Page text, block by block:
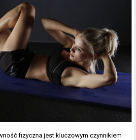
fizyczna jest kluczowym czynnikiem